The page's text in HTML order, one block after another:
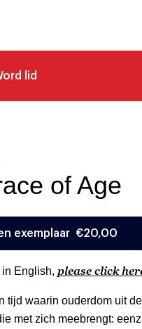
lid
of Age
in English, please click
tijd waarin ouderdom uit
met zich meebrengt: